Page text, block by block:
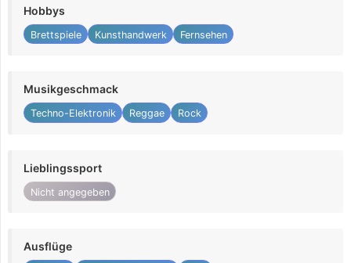
Hobbys
Brettspiele Kunsthandwerk Fernsehen
Musikgeschmack
Techno-Elektronik Reggae Rock
Lieblingssport
Nicht angegeben
Ausflüge